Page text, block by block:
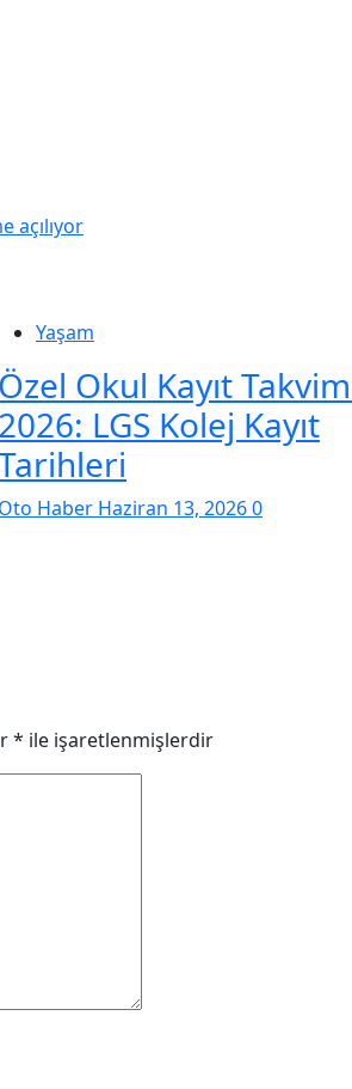
açılıyor
Yaşam
Özel Okul Kayıt
2026: LGS Kolej Kayıt
Oto Haber Haziran 13, 20260
* ile işaretlenmişlerdir